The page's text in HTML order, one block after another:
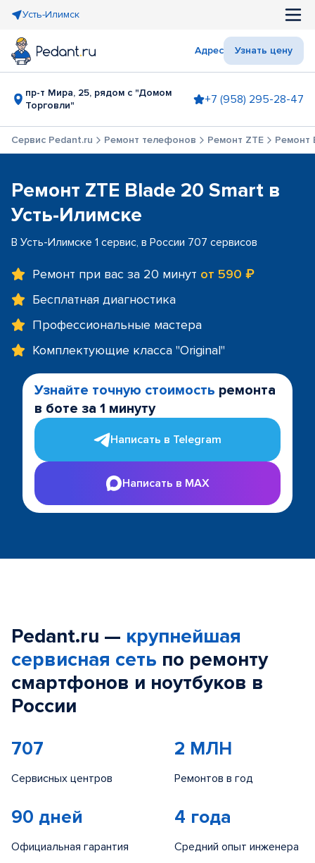
Усть-Илимск
Адрес Узнать цену
пр-т Мира, 25, рядом с "Домом
Торговли"
+7 (958) 295-28-47
Сервис Pedant.ru Ремонт телефонов Ремонт ZTE Ремонт
Ремонт ZTE Blade 20 Smart в
Усть-Илимске
В Усть-Илимске 1 сервис, в России 707 сервисов
Ремонт при вас за 20 минут от 590 ₽
Бесплатная диагностика
Профессиональные мастера
Комплектующие класса "Original"
Узнайте точную стоимость ремонта
в боте за 1 минуту
Написать в Telegram
Написать в MAX
Pedant.ru — крупнейшая
сервисная сеть по ремонту
смартфонов и ноутбуков в
России
707
Сервисных центров
2 МЛН
Ремонтов в год
90 дней
Официальная гарантия
4 года
Средний опыт инженера